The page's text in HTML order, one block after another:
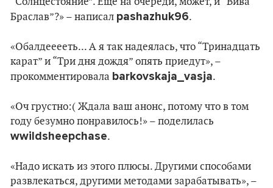
Браслав”?» – написал pashazhuk96.
«Обалдееееть... А я так надеялась, что “Тринадцать
карат” и “Три дня дождя” опять приедут», –
прокомментировала barkovskaja_vasja.
«Оч грустно:( Ждала ваш анонс, потому что в том
году безумно понравилось!» – поделилась
wwildsheepchase.
«Надо искать из этого плюсы. Другими способами
развлекаться, другими методами зарабатывать», –